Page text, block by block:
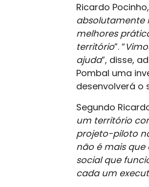
Ricardo
absolutamente
melhores
território”. “
ajuda”, disse,
Pombal uma
desenvolverá o
Segundo
um território
projeto-piloto
não é mais que
social que
cada um